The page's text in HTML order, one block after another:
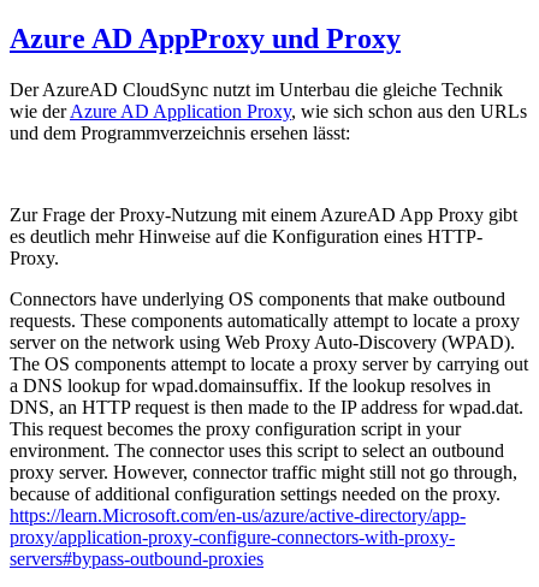
Azure AD AppProxy und Proxy
Der AzureAD CloudSync nutzt im Unterbau die gleiche Technik
wie derAzure AD Application Proxy, wie sich schon aus den URLs
und dem Programmverzeichnis ersehen lässt:
Zur Frage der Proxy-Nutzung mit einem AzureAD App Proxy gibt
es deutlich mehr Hinweise auf die Konfiguration eines HTTP-
Proxy.
Connectors have underlying OS components that make outbound
requests. These components automatically attempt to locate a proxy
server on the network using Web Proxy Auto-Discovery (WPAD).
The OS components attempt to locate a proxy server by carrying out
a DNS lookup for wpad.domainsuffix. If the lookup resolves in
DNS, an HTTP request is then made to the IP address for wpad.dat.
This request becomes the proxy configuration script in your
environment. The connector uses this script to select an outbound
proxy server. However, connector traffic might still not go through,
because of additional configuration settings needed on the proxy.
https://learn.Microsoft.com/en-us/azure/active-directory/app-
proxy/application-proxy-configure-connectors-with-proxy-
servers#bypass-outbound-proxies